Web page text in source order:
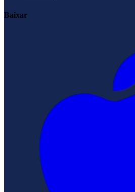
Baixar